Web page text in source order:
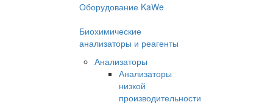
Оборудование KaWe
Биохимические
анализаторы и реагенты
Анализаторы
Анализаторы
низкой
производительности